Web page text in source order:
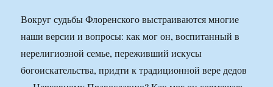
Вокруг судьбы Флоренского выстраиваются многие
наши версии и вопросы: как мог он, воспитанный в
нерелигиозной семье, переживший искусы
богоискательства, придти к традиционной вере дедов